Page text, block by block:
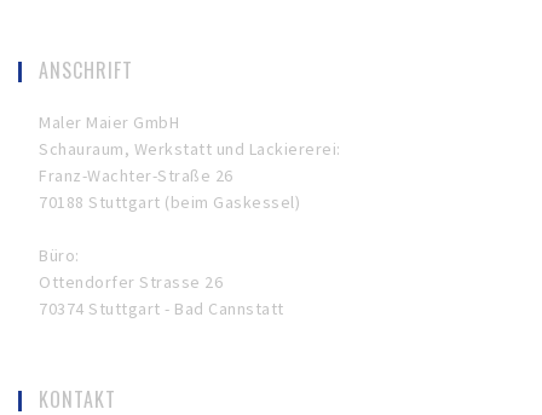
ANSCHRIFT
Maler Maier GmbH
Schauraum, Werkstatt und Lackiererei:
Franz-Wachter-Straße 26
70188 Stuttgart (beim Gaskessel)
Büro:
Ottendorfer Strasse 26
70374 Stuttgart - Bad Cannstatt
KONTAKT